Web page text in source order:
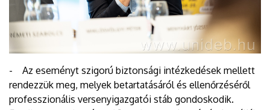
- Az eseményt szigorú biztonsági intézkedések mellett
rendezzük meg, melyek betartatásáról és ellenőrzéséről
professzionális versenyigazgatói stáb gondoskodik.